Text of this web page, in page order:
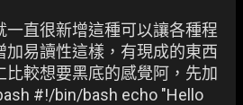
一直很新增這種可以讓各種程
加易讀性這樣，有現成的東西
比較想要黑底的感覺阿，先加
#!/bin/bash echo "Hello